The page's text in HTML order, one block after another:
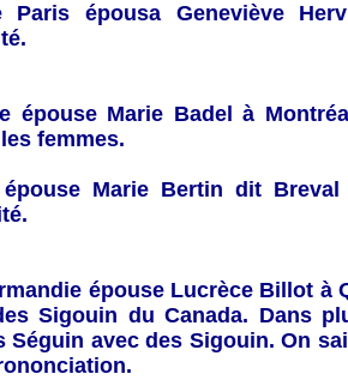
épousa Geneviève
épouse Marie Badel à
femmes.
Marie Bertin dit
épouse Lucrèce Billot à
Sigouin du Canada. Dans
avec des Sigouin. On